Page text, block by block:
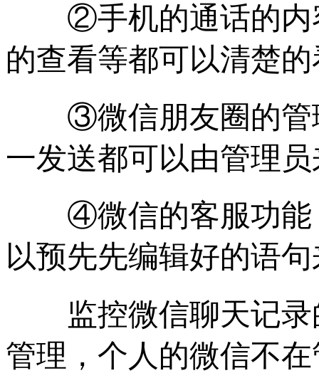
②手机的通话的内
的查看等都可以清楚
③微信朋友圈的管
一发送都可以由管理
④微信的客服功能
以预先先编辑好的语
监控微信聊天记录
管理，个人的微信不